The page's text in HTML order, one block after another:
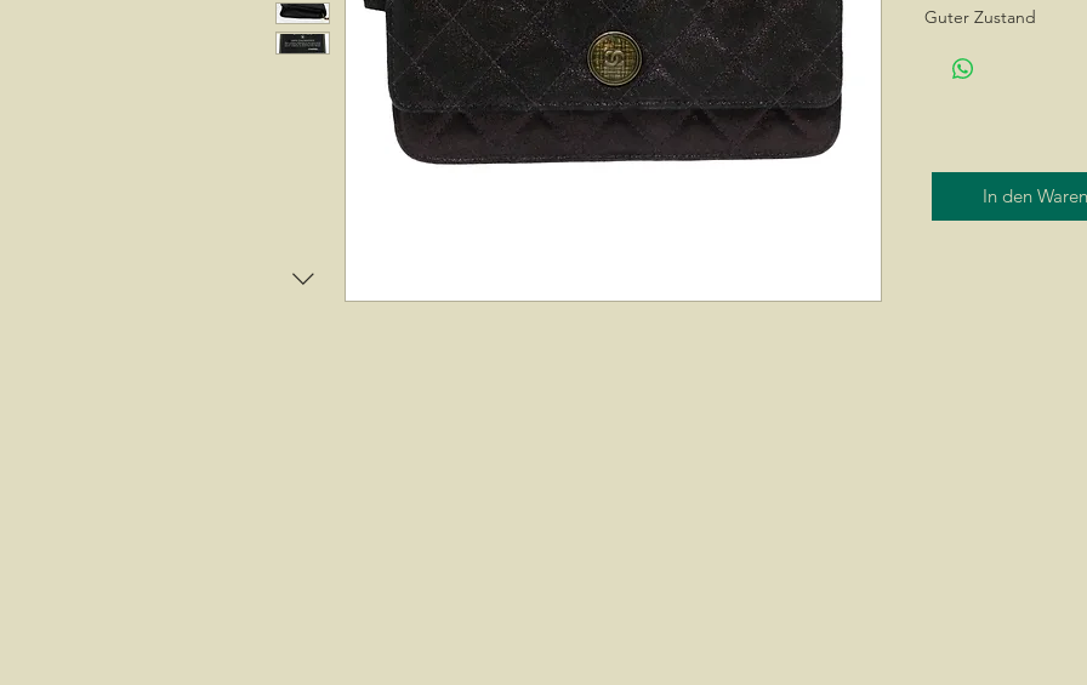
Guter Zustand
In den